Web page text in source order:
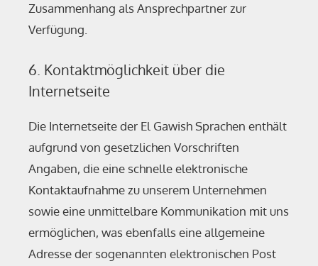
Zusammenhang als Ansprechpartner zur
Verfügung.
6. Kontaktmöglichkeit über die
Internetseite
Die Internetseite der El Gawish Sprachen enthält
aufgrund von gesetzlichen Vorschriften
Angaben, die eine schnelle elektronische
Kontaktaufnahme zu unserem Unternehmen
sowie eine unmittelbare Kommunikation mit uns
ermöglichen, was ebenfalls eine allgemeine
Adresse der sogenannten elektronischen Post